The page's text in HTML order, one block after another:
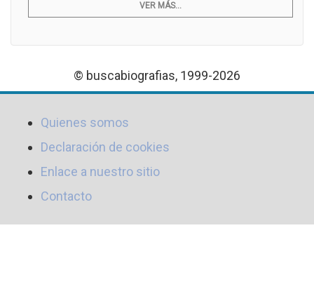
VER MÁS...
© buscabiografias, 1999-2026
Quienes somos
Declaración de cookies
Enlace a nuestro sitio
Contacto